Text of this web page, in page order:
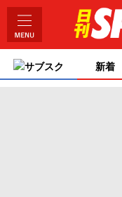
サブスク 新着